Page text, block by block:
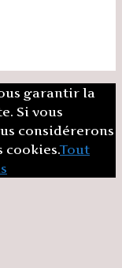
garantir la
Si vous
considérerons
cookies.Tout